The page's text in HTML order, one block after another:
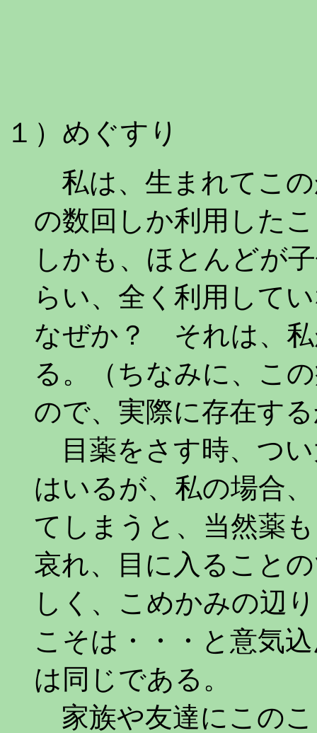
１）めぐすり
私は、生まれてこ
の数回しか利用した
しかも、ほとんどが
らい、全く利用して
なぜか？ それは、私
る。（ちなみに、こ
ので、実際に存在す
目薬をさす時、つ
はいるが、私の場合
てしまうと、当然薬
哀れ、目に入ること
しく、こめかみの辺
こそは・・・と意気
は同じである。
家族や友達にこの